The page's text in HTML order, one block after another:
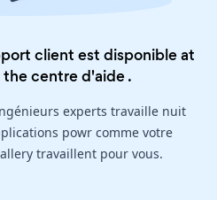
client est disponible at
thecentre d'aide.
experts travaille nuit
powr comme votre
travaillent pour vous.